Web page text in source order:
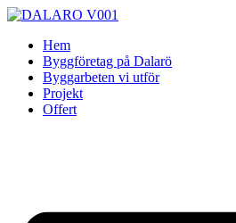
Skip
contentHem
Byggföretag på Dalarö
Byggarbeten vi utför
Projekt
Offert